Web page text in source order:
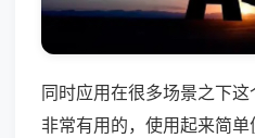
同时应用在很多场景之下
非常有用的，使用起来简